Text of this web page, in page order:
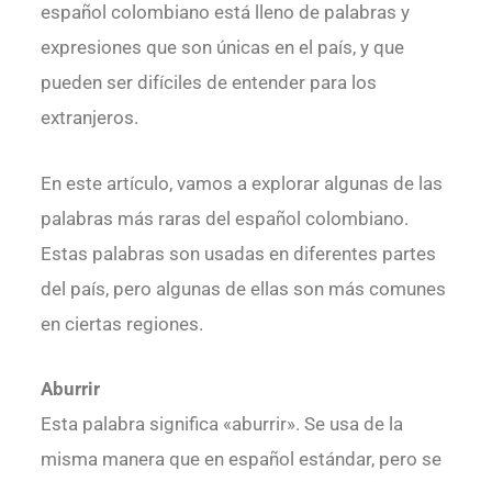
español colombiano está lleno de palabras y
expresiones que son únicas en el país, y que
pueden ser difíciles de entender para los
extranjeros.
En este artículo, vamos a explorar algunas de las
palabras más raras del español colombiano.
Estas palabras son usadas en diferentes partes
del país, pero algunas de ellas son más comunes
en ciertas regiones.
Aburrir
Esta palabra significa «aburrir». Se usa de la
misma manera que en español estándar, pero se